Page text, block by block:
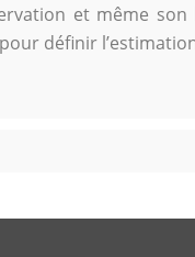
et même
définir